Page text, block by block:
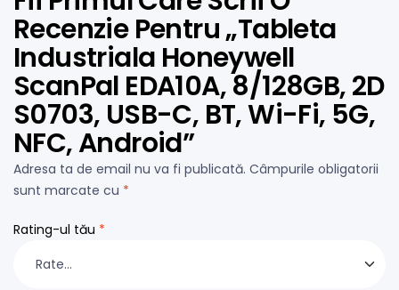
Recenzie Pentru „Tableta
Industriala Honeywell
ScanPal EDA10A, 8/128GB, 2D
S0703, USB-C, BT, Wi-Fi, 5G,
NFC, Android”
Adresa ta de email nu va fi publicată. Câmpurile obligatorii
sunt marcate cu *
Rating-ul tău *